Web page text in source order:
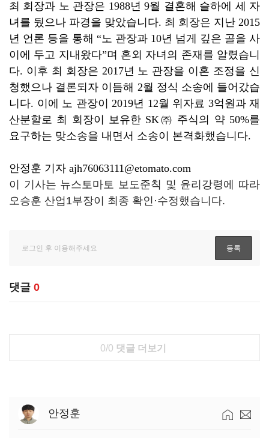
최 회장과 노 관장은 1988년 9월 결혼해 슬하에 세 자
녀를 뒀으나 파경을 맞았습니다. 최 회장은 지난 2015
년 언론 등을 통해 “노 관장과 10년 넘게 깊은 골을 사
이에 두고 지내왔다”며 혼외 자녀의 존재를 알렸습니
다. 이후 최 회장은 2017년 노 관장을 이혼 조정을 신
청했으나 결론되자 이듬해 2월 정식 소송에 들어갔습
니다. 이에 노 관장이 2019년 12월 위자료 3억원과 재
산분할로 최 회장이 보유한 SK㈜ 주식의 약 50%를
요구하는 맞소송을 내면서 소송이 본격화했습니다.
안정훈 기자 ajh76063111@etomato.com
이 기사는 뉴스토마토 보도준칙 및 윤리강령에 따라
오승훈 산업1부장이 최종 확인·수정했습니다.
댓글 0
0/0 댓글 더보기
안정훈